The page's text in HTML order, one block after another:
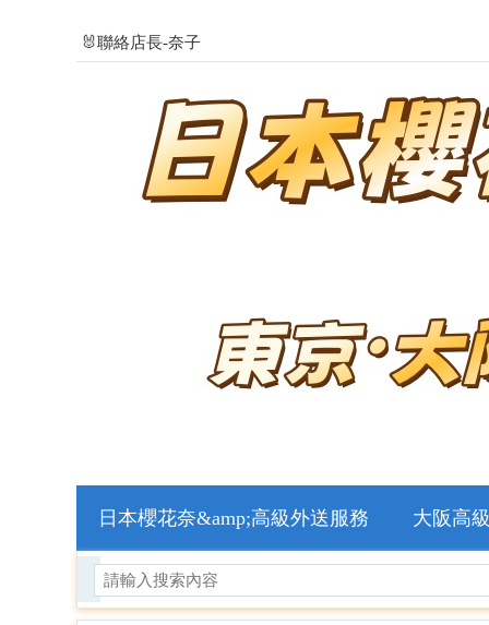
🐰聯絡店長-奈子
日本櫻花奈&amp;高級外送服務 大阪高